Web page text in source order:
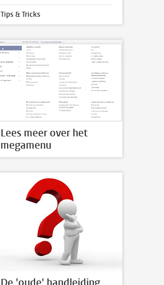
Tips & Tricks
Lees meer over het
megamenu